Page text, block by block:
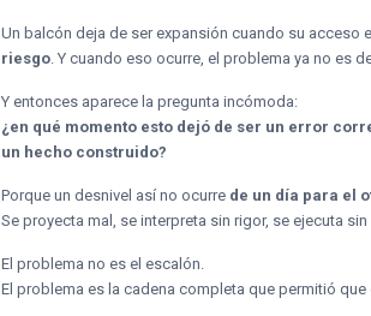
Un balcón deja de ser expansión cuando su acceso
riesgo. Y cuando eso ocurre, el problema ya no es
Y entonces aparece la pregunta incómoda:
¿en qué momento esto dejó de ser un error
un hecho construido?
Porque un desnivel así no ocurre de un día para el
Se proyecta mal, se interpreta sin rigor, se ejecuta
El problema no es el escalón.
El problema es la cadena completa que permitió que